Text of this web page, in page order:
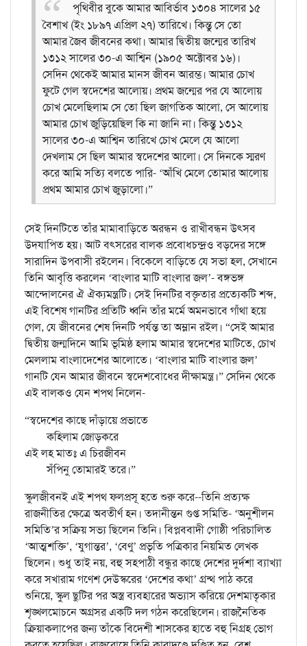
পৃথিবীর বুকে আমার আবির্ভাব ১৩০৪ সালের ১৫
বৈশাখ (ইং ১৮৯৭ এপ্রিল ২৭) তারিখে। কিন্তু সে তো
আমার জৈব জীবনের কথা। আমার দ্বিতীয় জন্মের তারিখ
১৩১২ সালের ৩০-এ আশ্বিন (১৯০৫ অক্টোবর ১৬)।
সেদিন থেকেই আমার মানস জীবন আরম্ভ। আমার চোখ
ফুটে গেল স্বদেশের আলোয়। প্রথম জন্মের পর যে আলোয়
চোখ মেলেছিলাম সে তো ছিল জাগতিক আলো, সে আলোয়
আমার চোখ জুড়িয়েছিল কি না জানি না। কিন্তু ১৩১২
সালের ৩০-এ আশ্বিন তারিখে চোখ মেলে যে আলো
দেখলাম সে ছিল আমার স্বদেশের আলো। সে দিনকে স্মরণ
করে আমি সত্যি বলতে পারি- ‘আঁখি মেলে তোমার আলোয়
প্রথম আমার চোখ জুড়ালো।”
সেই দিনটিতে তাঁর মামাবাড়িতে অরন্ধন ও রাখীবন্ধন উৎসব
উদযাপিত হয়। আট বৎসরের বালক প্রবোধচন্দ্রও বড়দের সঙ্গে
সারাদিন উপবাসী রইলেন। বিকেলে বাড়িতে যে সভা হল, সেখানে
তিনি আবৃত্তি করলেন ‘বাংলার মাটি বাংলার জল’- বঙ্গভঙ্গ
আন্দোলনের ঐ ঐক্যমন্ত্রটি। সেই দিনটির বক্তৃতার প্রত্যেকটি শব্দ,
এই বিশেষ গানটির প্রতিটি ধ্বনি তাঁর মর্মে অমনভাবে গাঁথা হয়ে
গেল, যে জীবনের শেষ দিনটি পর্যন্ত তা অম্লান রইল। “সেই আমার
দ্বিতীয় জন্মদিনে আমি ভূমিষ্ঠ হলাম আমার স্বদেশের মাটিতে, চোখ
মেললাম বাংলাদেশের আলোতে। ‘বাংলার মাটি বাংলার জল’
গানটি যেন আমার জীবনে স্বদেশবোধের দীক্ষামন্ত্র।” সেদিন থেকে
এই বালকও যেন শপথ নিলেন-
“স্বদেশের কাছে দাঁড়ায়ে প্রভাতে
কহিলাম জোড়করে
এই লহ মাতঃ এ চিরজীবন
সঁপিনু তোমারই তরে।”
স্কুলজীবনই এই শপথ ফলপ্রসূ হতে শুরু করে--তিনি প্রত্যক্ষ
রাজনীতির ক্ষেত্রে অবতীর্ণ হন। তদানীন্তন গুপ্ত সমিতি- ‘অনুশীলন
সমিতি’র সক্রিয় সভ্য ছিলেন তিনি। বিপ্লববাদী গোষ্ঠী পরিচালিত
‘আত্মশক্তি’, ‘যুগান্তর’, ‘বেণু’ প্রভৃতি পত্রিকার নিয়মিত লেখক
ছিলেন। শুধু তাই নয়, বহু সহপাঠী বন্ধুর কাছে দেশের দুর্দশা ব্যাখ্যা
করে সখারাম গণেশ দেউস্করের ‘দেশের কথা’ গ্রন্থ পাঠ করে
শুনিয়ে, স্কুল ছুটির পর অস্ত্র ব্যবহারের অভ্যাস করিয়ে দেশমাতৃকার
শৃঙ্খলমোচনে অগ্রসর একটি দল গঠন করেছিলেন। রাজনৈতিক
ক্রিয়াকলাপের জন্য তাঁকে বিদেশী শাসকের হাতে বহু নিগ্রহ ভোগ